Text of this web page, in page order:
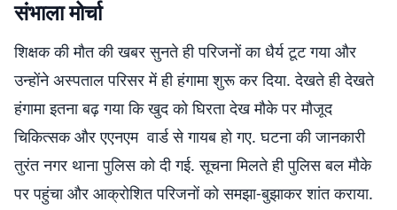
संभाला मोर्चा
​शिक्षक की मौत की खबर सुनते ही परिजनों का धैर्य टूट गया और
उन्होंने अस्पताल परिसर में ही हंगामा शुरू कर दिया. देखते ही देखते
हंगामा इतना बढ़ गया कि खुद को घिरता देख मौके पर मौजूद
चिकित्सक और एएनएम वार्ड से गायब हो गए. ​घटना की जानकारी
तुरंत नगर थाना पुलिस को दी गई. सूचना मिलते ही पुलिस बल मौके
पर पहुंचा और आक्रोशित परिजनों को समझा-बुझाकर शांत कराया.